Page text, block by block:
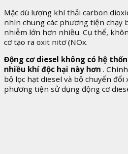
Mặc dù lượng khí thải carbon
nhìn chung các phương tiện chạy
nhiễm lớn hơn nhiều. Cụ thể,
cơ tạo ra oxit nitơ (NOx.
Động cơ diesel không có hệ
nhiều khí độc hại này hơn .
bộ lọc hạt diesel và bộ chuyển đổi
phương tiện sử dụng động cơ